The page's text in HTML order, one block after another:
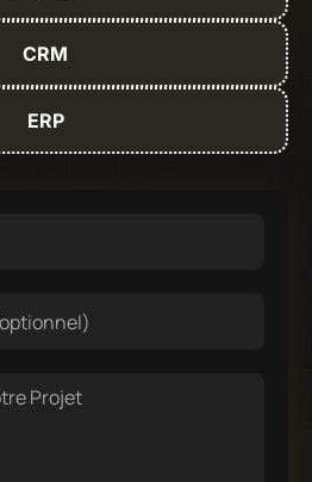
CRM
ERP